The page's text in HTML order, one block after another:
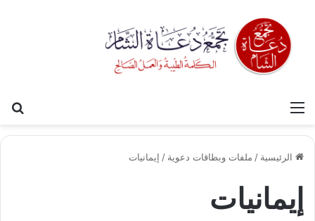
القائمة
الرئيسية / ملفات وبطاقات دعوية / إيمانيات
إيمانيات